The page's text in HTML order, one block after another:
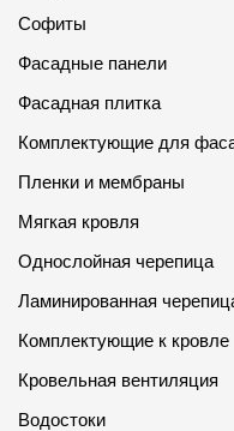
Сб-Вс - выходной
Софиты
Фасадные панели
Фасадная плитка
Комплектующие для
Пленки и мембраны
Мягкая кровля
Однослойная черепица
Ламинированная
Комплектующие к кровле
Кровельная вентиляция
Водостоки